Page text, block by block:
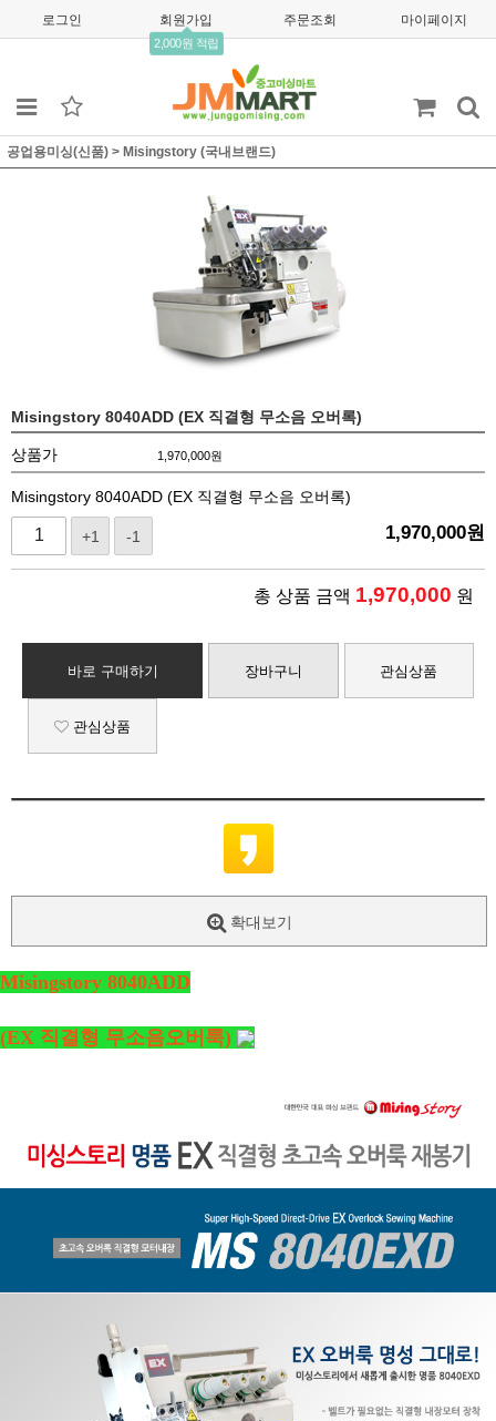
로그인 회원가입
2,000원 적립
주문조회 마이페이지
공업용미싱(신품) > Misingstory (국내브랜드)
Misingstory 8040ADD (EX 직결형 무소음 오버록)
상품가 1,970,000원
Misingstory 8040ADD (EX 직결형 무소음 오버록)
+1 -1 1,970,000원
총 상품 금액 1,970,000 원
바로 구매하기 장바구니 관심상품
관심상품
확대보기
Misingstory 8040ADD
(EX 직결형 무소음오버룩)